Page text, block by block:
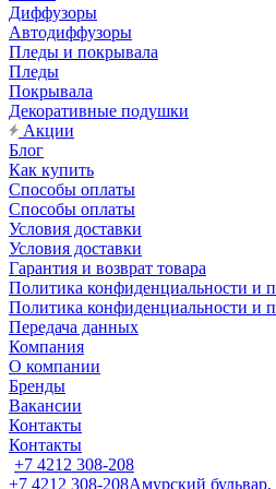
Диффузоры
Автодиффузоры
Пледы и покрывала
Пледы
Покрывала
Декоративные подушки
Акции
Блог
Как купить
Способы оплаты
Способы оплаты
Условия доставки
Условия доставки
Гарантия и возврат товара
Политика конфиденциальности и
Политика конфиденциальности и
Передача данных
Компания
О компании
Бренды
Вакансии
Контакты
Контакты
+7 4212 308-208
+7 4212 308-208Амурский бульвар,